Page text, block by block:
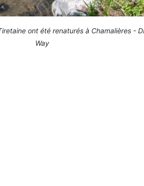
ont été renaturés à Chamalières -
Way